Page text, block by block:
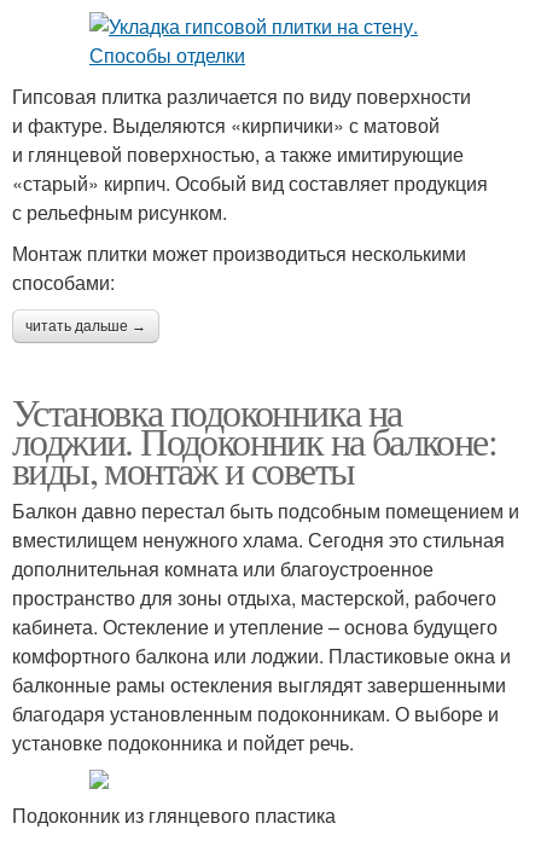
Гипсовая плитка различается по виду поверхности
и фактуре. Выделяются «кирпичики» с матовой
и глянцевой поверхностью, а также имитирующие
«старый» кирпич. Особый вид составляет продукция
с рельефным рисунком.
Монтаж плитки может производиться несколькими
способами:
читать дальше →
Установка подоконника на
лоджии. Подоконник на балконе:
виды, монтаж и советы
Балкон давно перестал быть подсобным помещением и
вместилищем ненужного хлама. Сегодня это стильная
дополнительная комната или благоустроенное
пространство для зоны отдыха, мастерской, рабочего
кабинета. Остекление и утепление – основа будущего
комфортного балкона или лоджии. Пластиковые окна и
балконные рамы остекления выглядят завершенными
благодаря установленным подоконникам. О выборе и
установке подоконника и пойдет речь.
Подоконник из глянцевого пластика